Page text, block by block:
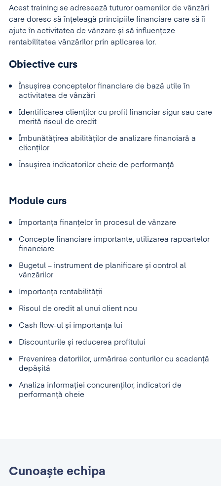
Acest training se adresează tuturor oamenilor de vânzări
care doresc să înțeleagă principiile financiare care să îi
ajute în activitatea de vânzare și să influențeze
rentabilitatea vânzărilor prin aplicarea lor.
Obiective curs
Însușirea conceptelor financiare de bază utile în
activitatea de vânzări
Identificarea clienților cu profil financiar sigur sau care
merită riscul de credit
Îmbunătățirea abilităților de analizare financiară a
clienților
Însușirea indicatorilor cheie de performanță
Module curs
Importanța finanțelor în procesul de vânzare
Concepte financiare importante, utilizarea rapoartelor
financiare
Bugetul – instrument de planificare și control al
vânzărilor
Importanța rentabilității
Riscul de credit al unui client nou
Cash flow-ul și importanța lui
Discounturile și reducerea profitului
Prevenirea datoriilor, urmărirea conturilor cu scadență
depășită
Analiza informației concurenților, indicatori de
performanță cheie
Cunoaște echipa